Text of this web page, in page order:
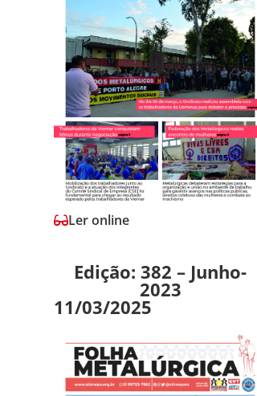
Ler online
Edição: 382 – Junho-
2023
11/03/2025